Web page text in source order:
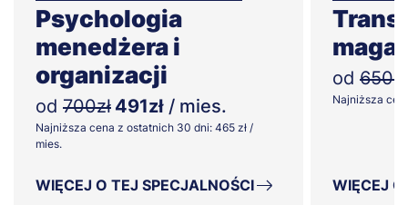
Psychologia
menedżera i
organizacji
od 700zł 491zł / mies.
Najniższa cena z ostatnich 30 dni: 465 zł /
mies.
WIĘCEJ O TEJ SPECJALNOŚCI
od 650zł
Najniższa
WIĘCEJ